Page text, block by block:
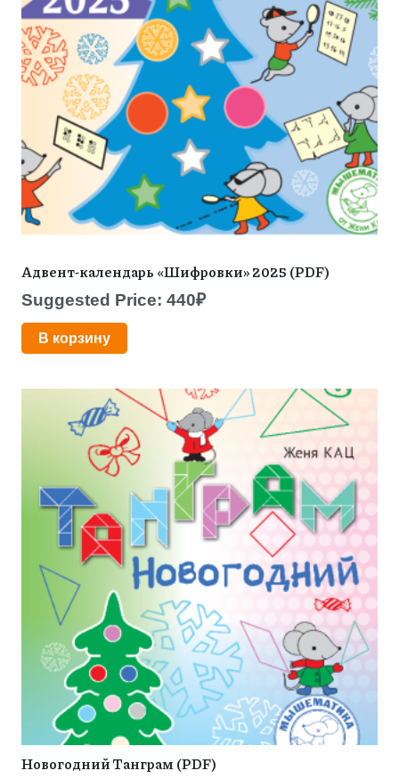
Адвент-календарь «Шифровки» 2025 (PDF)
Suggested Price: 440₽
В корзину
Новогодний Танграм (PDF)